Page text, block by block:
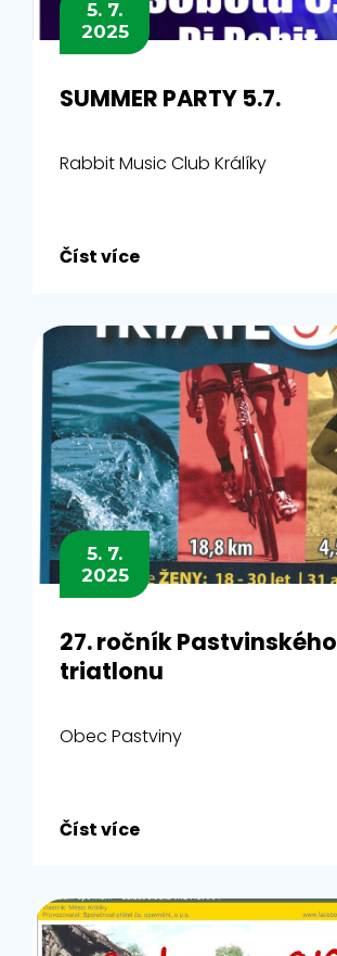
5. 7.
2025
SUMMER PARTY 5.7.
Rabbit Music Club Králíky
Číst více
5. 7.
2025
27. ročník Pastvinského
triatlonu
Obec Pastviny
Číst více